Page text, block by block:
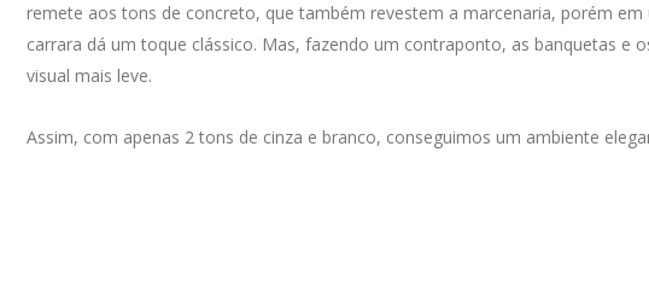
remete aos tons de concreto, que também revestem a marcenaria, porém
carrara dá um toque clássico. Mas, fazendo um contraponto, as banquetas e
visual mais leve.
Assim, com apenas 2 tons de cinza e branco, conseguimos um ambiente